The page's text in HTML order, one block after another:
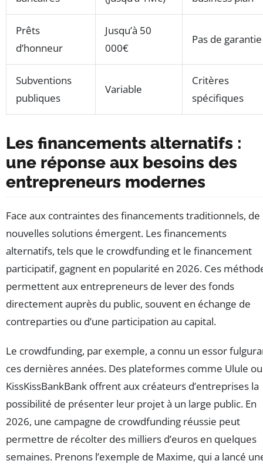
Prêts
d’honneur
Jusqu’à 50
000€
Pas de garantie
Subventions
publiques
Variable
Critères
spécifiques
Les financements alternatifs :
une réponse aux besoins des
entrepreneurs modernes
Face aux contraintes des financements traditionnels, de
nouvelles solutions émergent. Les financements
alternatifs, tels que le crowdfunding et le financement
participatif, gagnent en popularité en 2026. Ces
permettent aux entrepreneurs de lever des fonds
directement auprès du public, souvent en échange de
contreparties ou d’une participation au capital.
Le crowdfunding, par exemple, a connu un essor
ces dernières années. Des plateformes comme Ulule ou
KissKissBankBank offrent aux créateurs d’entreprises la
possibilité de présenter leur projet à un large public. En
2026, une campagne de crowdfunding réussie peut
permettre de récolter des milliers d’euros en quelques
semaines. Prenons l’exemple de Maxime, qui a lancé